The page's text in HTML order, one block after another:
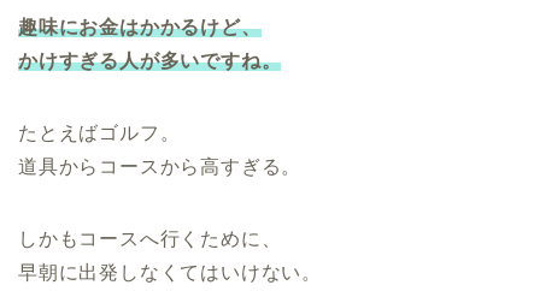
趣味にお金はかかるけど、
かけすぎる人が多いですね。
たとえばゴルフ。
道具からコースから高すぎる。
しかもコースへ行くために、
早朝に出発しなくてはいけない。